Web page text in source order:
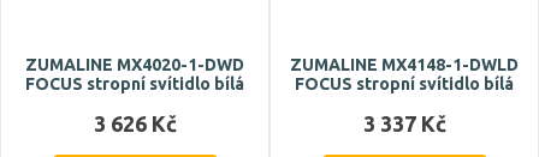
ZUMALINE MX4020-1-DWD
FOCUS stropní svítidlo bílá
3 626 Kč
ZUMALINE MX4148-1-DWLD
FOCUS stropní svítidlo bílá
3 337 Kč